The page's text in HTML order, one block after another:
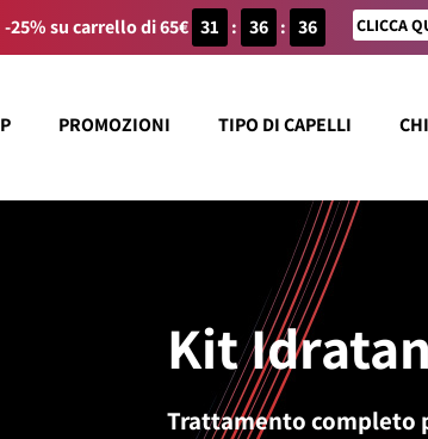
-25% su carrello di 65€ 31 : 36 : 36 CLICCA
PROMOZIONI TIPO DI CAPELLI
Kit
Trattamento completo